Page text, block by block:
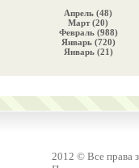
Апрель (48)
Март (20)
Февраль (988)
Январь (720)
Январь (21)
2012 © Все права